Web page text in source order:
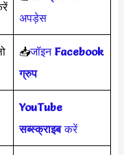
अपड़ेस
📥जॉइन Facebook
ग्रुप
YouTube
सब्स्क्राइबकरें